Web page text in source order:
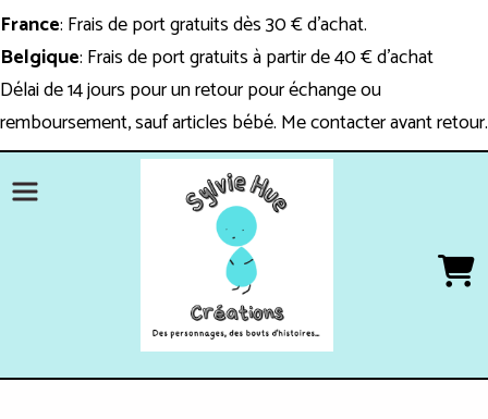
France: Frais de port gratuits dès 30 € d'achat.
Belgique: Frais de port gratuits à partir de 40 € d'achat
Délai de 14 jours pour un retour pour échange ou
remboursement, sauf articles bébé. Me contacter avant retour.